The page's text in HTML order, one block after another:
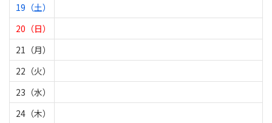
19（土）
20（日）
21（月）
22（火）
23（水）
24（木）